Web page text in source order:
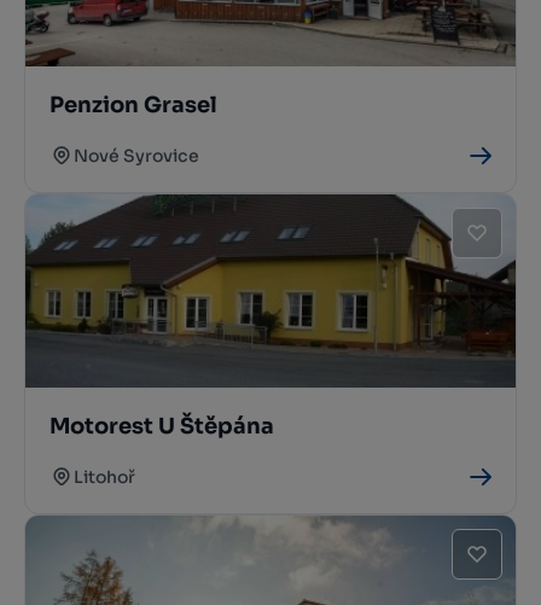
Penzion Grasel
Nové Syrovice
Motorest U Štěpána
Litohoř